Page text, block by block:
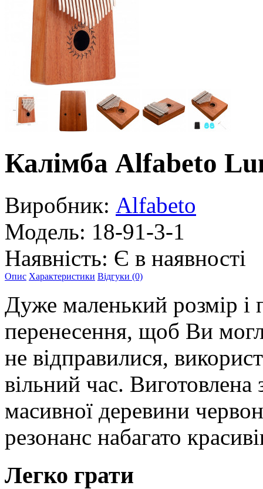
Калімба Alfabeto
Виробник: Alfabeto
Модель: 18-91-3-1
Наявність: Є в наявності
Опис Характеристики Відгуки (0)
Дуже маленький розмір і
перенесення, щоб Ви
не відправилися,
вільний час. Виготовлена
масивної деревини
резонанс набагато
Легко грати